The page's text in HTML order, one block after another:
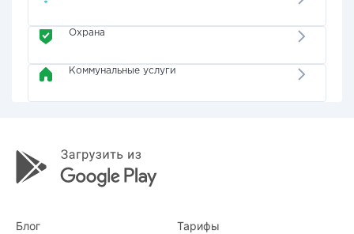
Охрана
Коммунальные услуги
Блог Тарифы